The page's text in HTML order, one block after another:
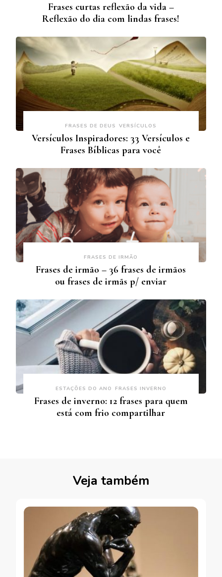
Frases curtas reflexão da vida –
Reflexão do dia com lindas frases!
FRASES DE DEUS VERSÍCULOS
Versículos Inspiradores: 33 Versículos e
Frases Bíblicas para você
FRASES DE IRMÃO
Frases de irmão – 36 frases de irmãos
ou frases de irmãs p/ enviar
ESTAÇÕES DO ANO FRASES INVERNO
Frases de inverno: 12 frases para quem
está com frio compartilhar
Veja também